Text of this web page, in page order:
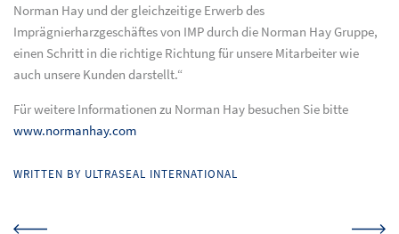
Norman Hay und der gleichzeitige Erwerb des
Imprägnierharzgeschäftes von IMP durch die Norman Hay Gruppe,
einen Schritt in die richtige Richtung für unsere Mitarbeiter wie
auch unsere Kunden darstellt.“
Für weitere Informationen zu Norman Hay besuchen Sie bitte
www.normanhay.com
WRITTEN BY ULTRASEAL INTERNATIONAL